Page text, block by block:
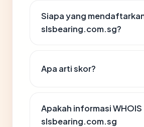
Siapa yang
slsbearing.com.sg?
Apa arti skor?
Apakah informasi WHOIS
slsbearing.com.sg